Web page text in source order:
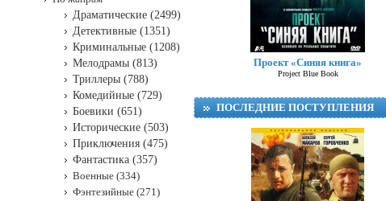
Проект «Синяя книга»
Project Blue Book
ПОСЛЕДНИЕ ПОСТУПЛЕНИЯ
Драматические (2499)
Детективные (1351)
Криминальные (1208)
Мелодрамы (813)
Триллеры (788)
Комедийные (729)
Боевики (651)
Исторические (503)
Приключения (475)
Фантастика (357)
Военные (334)
Фэнтезийные (271)